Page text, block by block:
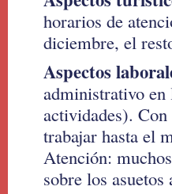
horarios de
diciembre, el
Aspectos
administrativo en
actividades). Con
trabajar hasta el
Atención:
sobre los